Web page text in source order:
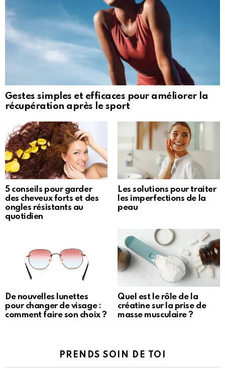
Gestes simples et efficaces pour améliorer la
récupération après le sport
5 conseils pour garder
des cheveux forts et des
ongles résistants au
quotidien
Les solutions pour traiter
les imperfections de la
peau
De nouvelles lunettes
pour changer de visage :
comment faire son choix ?
Quel est le rôle de la
créatine sur la prise de
masse musculaire ?
PRENDS SOIN DE TOI